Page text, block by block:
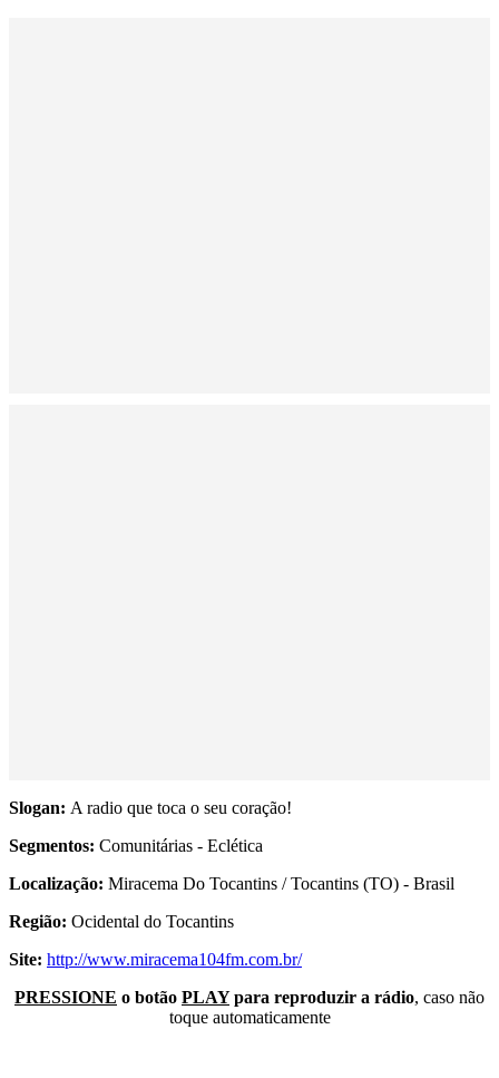
Slogan: A radio que toca o seu coração!
Segmentos: Comunitárias - Eclética
Localização: Miracema Do Tocantins / Tocantins (TO) - Brasil
Região: Ocidental do Tocantins
Site: http://www.miracema104fm.com.br/
PRESSIONE o botão PLAYpara reproduzir a rádio, caso não
toque automaticamente